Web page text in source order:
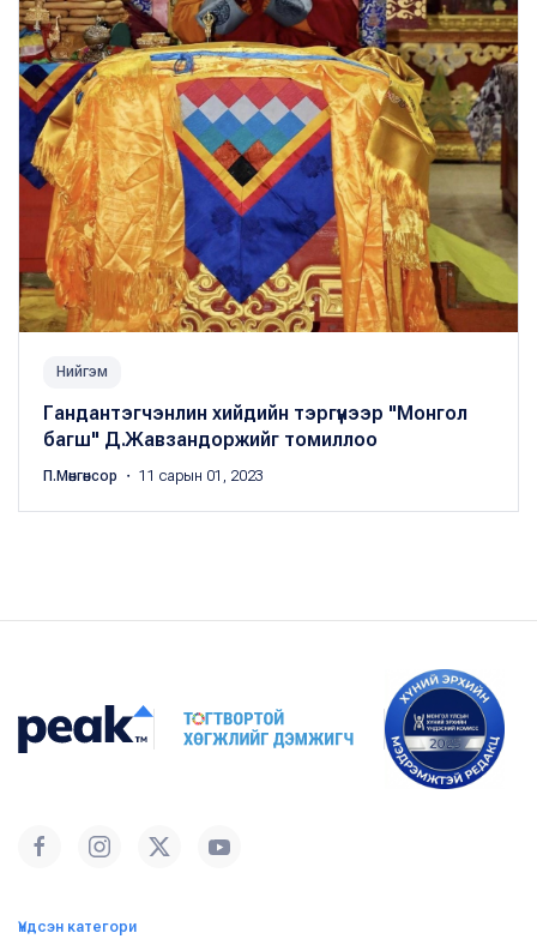
Нийгэм
Гандантэгчэнлин хийдийн тэргүүнээр "Монгол
багш" Д.Жавзандоржийг томиллоо
П.Мөнгөнсор ・ 11 сарын 01, 2023
Үндсэн категори